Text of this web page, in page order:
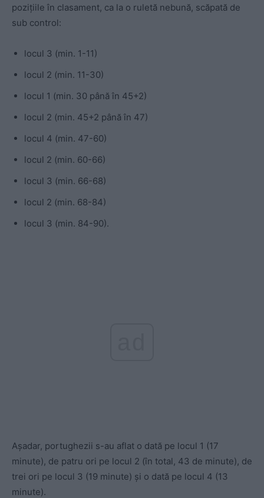
pozițiile în clasament, ca la o ruletă nebună, scăpată de
sub control:
locul 3 (min. 1-11)
locul 2 (min. 11-30)
locul 1 (min. 30 până în 45+2)
locul 2 (min. 45+2 până în 47)
locul 4 (min. 47-60)
locul 2 (min. 60-66)
locul 3 (min. 66-68)
locul 2 (min. 68-84)
locul 3 (min. 84-90).
Așadar, portughezii s-au aflat o dată pe locul 1 (17
minute), de patru ori pe locul 2 (în total, 43 de minute), de
trei ori pe locul 3 (19 minute) și o dată pe locul 4 (13
minute).